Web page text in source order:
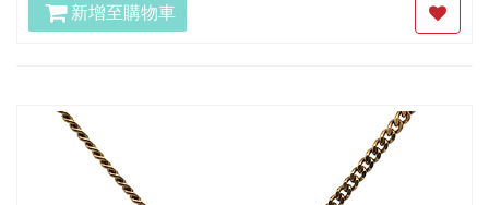
新增至購物車